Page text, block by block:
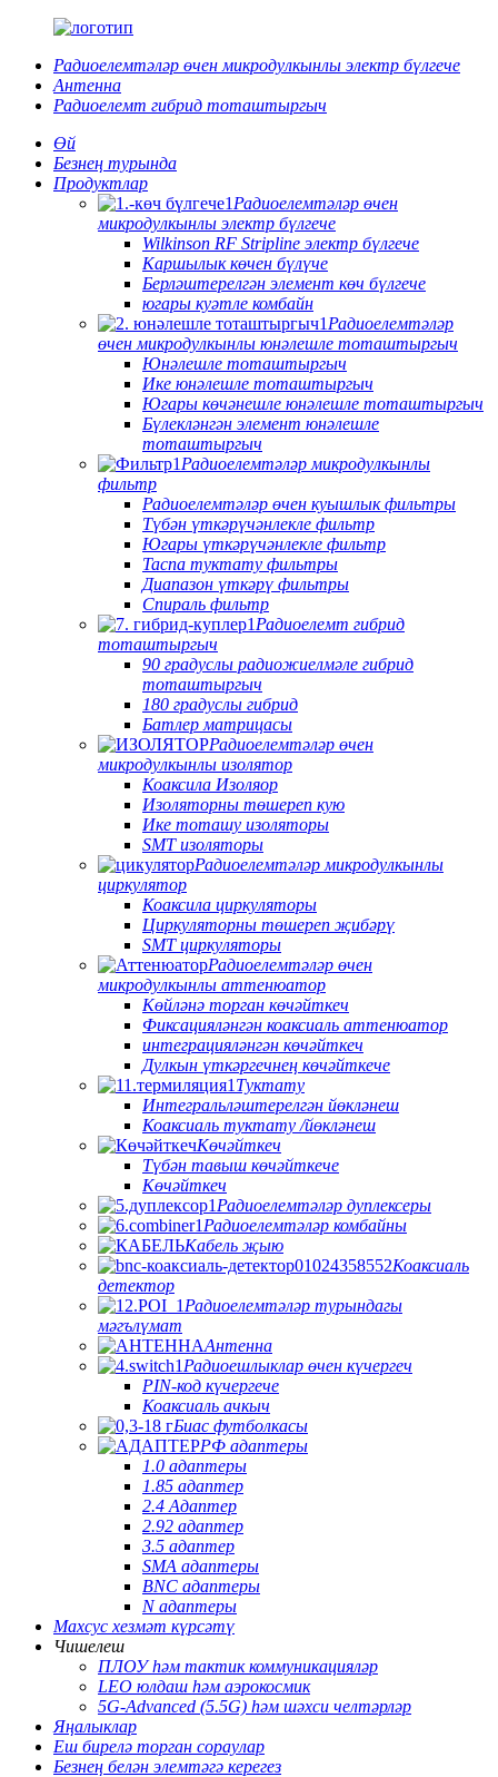
Радиоелемтәләр өчен микродулкынлы электр бүлгече
Антенна
Радиоелемт гибрид тоташтыргыч
Өй
Безнең турында
Продуктлар
Радиоелемтәләр өчен
микродулкынлы электр бүлгече
Wilkinson RF Stripline электр бүлгече
Каршылык көчен бүлүче
Берләштерелгән элемент көч бүлгече
югары куәтле комбайн
Радиоелемтәләр
өчен микродулкынлы юнәлешле тоташтыргыч
Юнәлешле тоташтыргыч
Ике юнәлешле тоташтыргыч
Югары көчәнешле юнәлешле тоташтыргыч
Бүлекләнгән элемент юнәлешле
тоташтыргыч
Радиоелемтәләр микродулкынлы
фильтр
Радиоелемтәләр өчен куышлык фильтры
Түбән үткәрүчәнлекле фильтр
Югары үткәрүчәнлекле фильтр
Таспа туктату фильтры
Диапазон үткәрү фильтры
Спираль фильтр
Радиоелемт гибрид
тоташтыргыч
90 градуслы радиожиелмәле гибрид
тоташтыргыч
180 градуслы гибрид
Батлер матрицасы
Радиоелемтәләр өчен
микродулкынлы изолятор
Коаксила Изоляор
Изоляторны төшереп кую
Ике тоташу изоляторы
SMT изоляторы
Радиоелемтәләр микродулкынлы
циркулятор
Коаксила циркуляторы
Циркуляторны төшереп җибәрү
SMT циркуляторы
Радиоелемтәләр өчен
микродулкынлы аттенюатор
Көйләнә торган көчәйткеч
Фиксацияләнгән коаксиаль аттенюатор
интеграцияләнгән көчәйткеч
Дулкын үткәргечнең көчәйткече
Туктату
Интегральләштерелгән йөкләнеш
Коаксиаль туктату /йөкләнеш
Көчәйткеч
Түбән тавыш көчәйткече
Көчәйткеч
Радиоелемтәләр дуплексеры
Радиоелемтәләр комбайны
Кабель җыю
Коаксиаль
детектор
Радиоелемтәләр турындагы
мәгълүмат
Антенна
Радиоешлыклар өчен күчергеч
PIN-код күчергече
Коаксиаль ачкыч
Биас футболкасы
РФ адаптеры
1.0 адаптеры
1.85 адаптер
2.4 Адаптер
2.92 адаптер
3.5 адаптер
SMA адаптеры
BNC адаптеры
N адаптеры
Махсус хезмәт күрсәтү
Чишелеш
ПЛОУ һәм тактик коммуникацияләр
LEO юлдаш һәм аэрокосмик
5G-Advanced (5.5G) һәм шәхси челтәрләр
Яңалыклар
Еш бирелә торган сораулар
Безнең белән элемтәгә керегез